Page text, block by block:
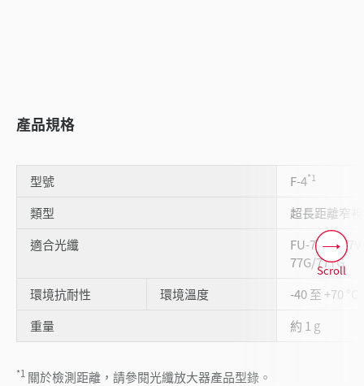
產品規格
型號 F-4*1
類型
超長距離窄
適合光纖
FU-77TZ/
77G/77TG
環境抗耐性
環境溫度
-40 至 +70 °C
重量
約 1 g
*1 關於檢測距離，請參閱光纖放大器產品型錄。
Scroll